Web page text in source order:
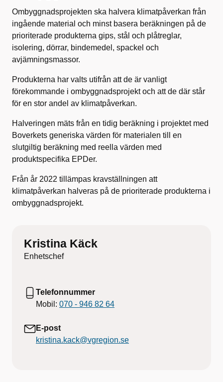
Ombyggnadsprojekten ska halvera klimatpåverkan från
ingående material och minst basera beräkningen på de
prioriterade produkterna gips, stål och plåtreglar,
isolering, dörrar, bindemedel, spackel och
avjämningsmassor.
Produkterna har valts utifrån att de är vanligt
förekommande i ombyggnadsprojekt och att de där står
för en stor andel av klimatpåverkan.
Halveringen mäts från en tidig beräkning i projektet med
Boverkets generiska värden för materialen till en
slutgiltig beräkning med reella värden med
produktspecifika EPDer.
Från år 2022 tillämpas kravställningen att
klimatpåverkan halveras på de prioriterade produkterna i
ombyggnadsprojekt.
Kristina Käck
Enhetschef
Telefonnummer
Mobil: 070 - 946 82 64
E-post
kristina.kack@vgregion.se